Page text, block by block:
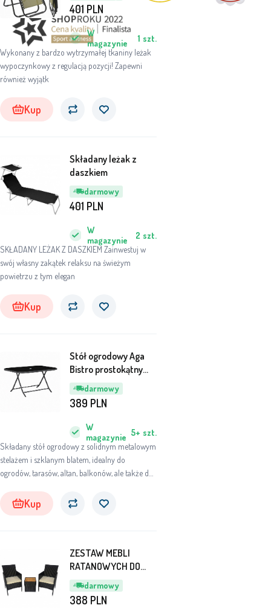
Wykonany z bardzo wytrzymałej tkaniny leżak
wypoczynkowy z regulacją pozycji! Zapewni
również wyjątk
W
magazynie
1 szt.
401 PLN
Kup
darmowy
Składany leżak z
daszkiem
SKŁADANY LEŻAK Z DASZKIEM Zainwestuj w
swój własny zakątek relaksu na świeżym
powietrzu z tym elegan
W
magazynie
2 szt.
401 PLN
Kup
darmowy
Stół ogrodowy Aga
Bistro prostokątny
140 x 85 x 70 cm
antracytowy
Składany stół ogrodowy z solidnym metalowym
stelażem i szklanym blatem, idealny do
ogrodów, tarasów, altan, balkonów, ale także do
W
magazynie 5+ szt.
389 PLN
Kup
darmowy
ZESTAW MEBLI
RATANOWYCH DO
OGRODU NA TARAS
2+1 Pattio
388 PLN